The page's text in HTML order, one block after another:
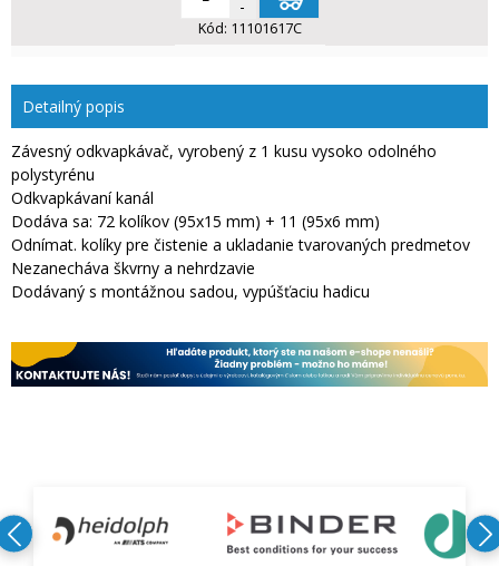
-
Kód: 11101617C
Detailný popis
Závesný odkvapkávač, vyrobený z 1 kusu vysoko odolného
polystyrénu
Odkvapkávaní kanál
Dodáva sa: 72 kolíkov (95x15 mm) + 11 (95x6 mm)
Odnímat. kolíky pre čistenie a ukladanie tvarovaných predmetov
Nezanecháva škvrny a nehrdzavie
Dodávaný s montážnou sadou, vypúšťaciu hadicu